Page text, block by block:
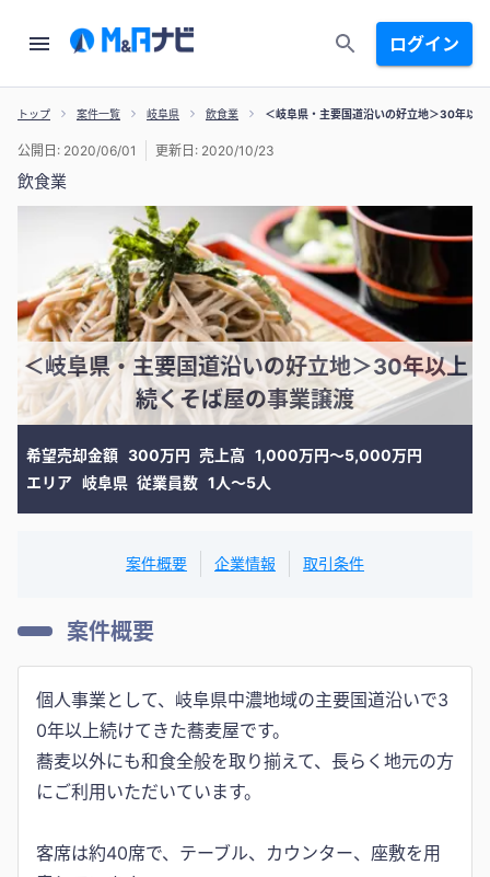
ログイン
トップ 案件一覧 岐阜県 飲食業 ＜岐阜県・主要国道沿いの好立地＞30年以
飲食業
公開日: 2020/06/01 更新日: 2020/10/23
＜岐阜県・主要国道沿いの好立地＞30年以上
続くそば屋の事業譲渡
希望売却金額 300万円 売上高 1,000万円〜5,000万円
エリア 岐阜県 従業員数 1人〜5人
案件概要 企業情報 取引条件
案件概要
個人事業として、岐阜県中濃地域の主要国道沿いで3
0年以上続けてきた蕎麦屋です。
蕎麦以外にも和食全般を取り揃えて、長らく地元の方
にご利用いただいています。
客席は約40席で、テーブル、カウンター、座敷を用